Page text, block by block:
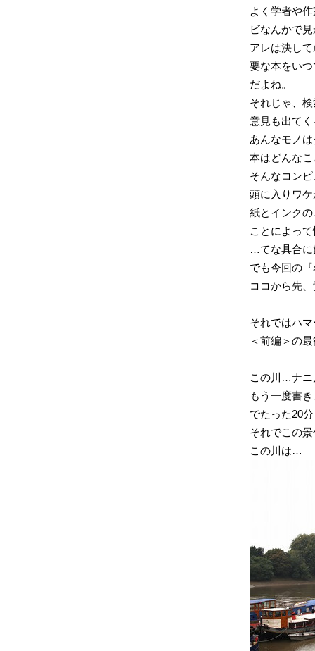
よく学者や
ビなんかで
アレは決し
要な本をい
だよね。
それじゃ、
意見も出て
あんなモノ
本はどんな
そんなコン
頭に入りワ
紙とインク
ことによっ
…てな具合に
でも今回の
ココから先
それではハ
＜前編＞の
この川…ナニ
もう一度書
でたった20
それでこの
この川は…